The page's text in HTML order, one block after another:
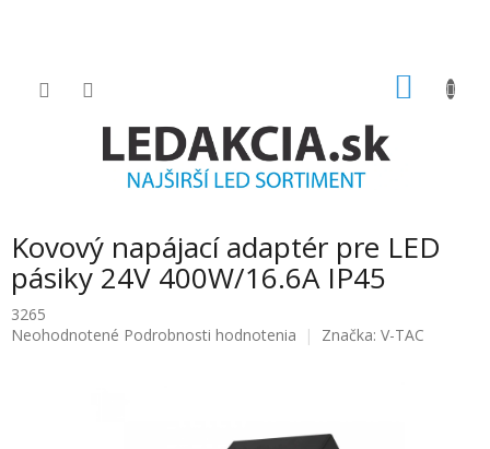
Kovový napájací adaptér pre LED
pásiky 24V 400W/16.6A IP45
3265
Priemerné
Neohodnotené Podrobnosti hodnotenia Značka: V-TAC